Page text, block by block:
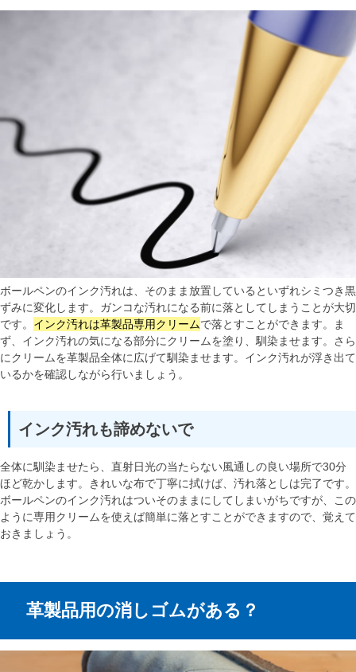
ボールペンのインク汚れは、そのまま放置しているといずれシミつき黒
ずみに変化します。ガンコな汚れになる前に落としてしまうことが大切
です。 インク汚れは革製品専用クリームで落とすことができます。ま
ず、インク汚れの気になる部分にクリームを塗り、馴染ませます。さら
にクリームを革製品全体に広げて馴染ませます。インク汚れが浮き出て
いるかを確認しながら行いましょう。
インク汚れも諦めないで
全体に馴染ませたら、直射日光の当たらない風通しの良い場所で30分
ほど乾かします。きれいな布で丁寧に拭けば、汚れ落としは完了です。
ボールペンのインク汚れはついそのままにしてしまいがちですが、この
ように専用クリームを使えば簡単に落とすことができますので、覚えて
おきましょう。
革製品用の消しゴムがある？